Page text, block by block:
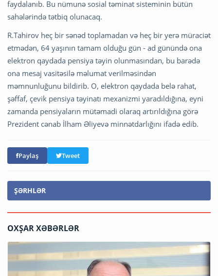
faydalanıb. Bu nümunə sosial təminat sisteminin bütün
sahələrində tətbiq olunacaq.
R.Tahirov heç bir sənəd toplamadan və heç bir yerə müraciət
etmədən, 64 yaşının tamam olduğu gün - ad günündə ona
elektron qaydada pensiya təyin olunmasından, bu barədə
ona mesaj vasitəsilə məlumat verilməsindən
məmnunluğunu bildirib. O, elektron qaydada belə rahat,
şəffaf, çevik pensiya təyinatı mexanizmi yaradıldığına, eyni
zamanda pensiyaların mütəmadi olaraq artırıldığına görə
Prezident cənab İlham Əliyevə minnətdarlığını ifadə edib.
Paylaş Tweet
ŞƏRHLƏR
OXŞAR XƏBƏRLƏR